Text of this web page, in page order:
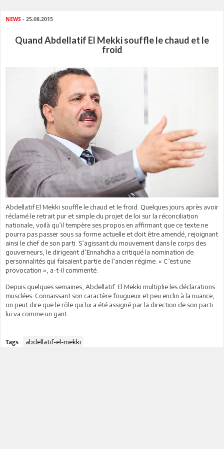
NEWS - 25.08.2015
Quand Abdellatif El Mekki souffle le chaud et le
froid
Abdellatif El Mekki souffle le chaud et le froid. Quelques jours après avoir
réclamé le retrait pur et simple du projet de loi sur la réconciliation
nationale, voilà qu’il tempère ses propos en affirmant que ce texte ne
pourra pas passer sous sa forme actuelle et doit être amendé, rejoignant
ainsi le chef de son parti. S’agissant du mouvement dans le corps des
gouverneurs, le dirigeant d’Ennahdha a critiqué la nomination de
personnalités qui faisaient partie de l’ancien régime. « C’est une
provocation », a-t-il commenté.
Depuis quelques semaines, Abdellatif El Mekki multiplie les déclarations
musclées. Connaissant son caractère fougueux et peu enclin à la nuance,
on peut dire que le rôle qui lui a été assigné par la direction de son parti
lui va comme un gant.
Tags : abdellatif-el-mekki